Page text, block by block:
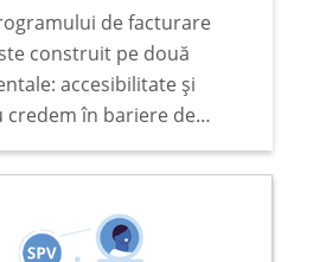
de facturare
construit pe două
accesibilitate și
în bariere de
lunare fixe sau taxe
vorba de funcțiile de
de facturare…